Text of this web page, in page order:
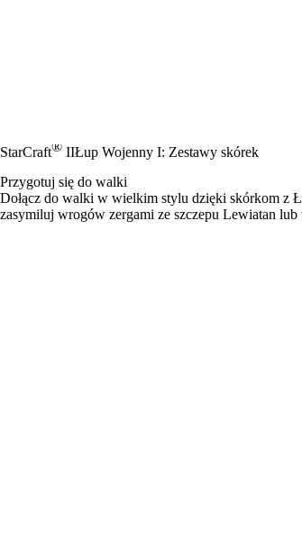
StarCraft® IIŁup Wojenny I: Zestawy skórek
Przygotuj się do walki
Dołącz do walki w wielkim stylu dzięki skórkom z
zasymiluj wrogów zergami ze szczepu Lewiatan